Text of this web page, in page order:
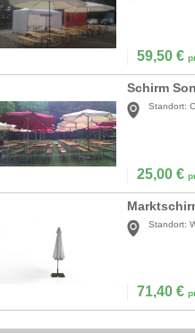
59,50 €
Standort:
25,00 €
Standort:
71,40 €